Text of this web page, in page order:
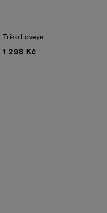
Triko Loveye
1 298 Kč